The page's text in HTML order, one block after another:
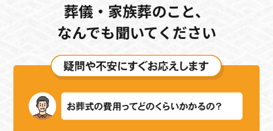
葬儀・家族葬のこと、
なんでも聞いてください